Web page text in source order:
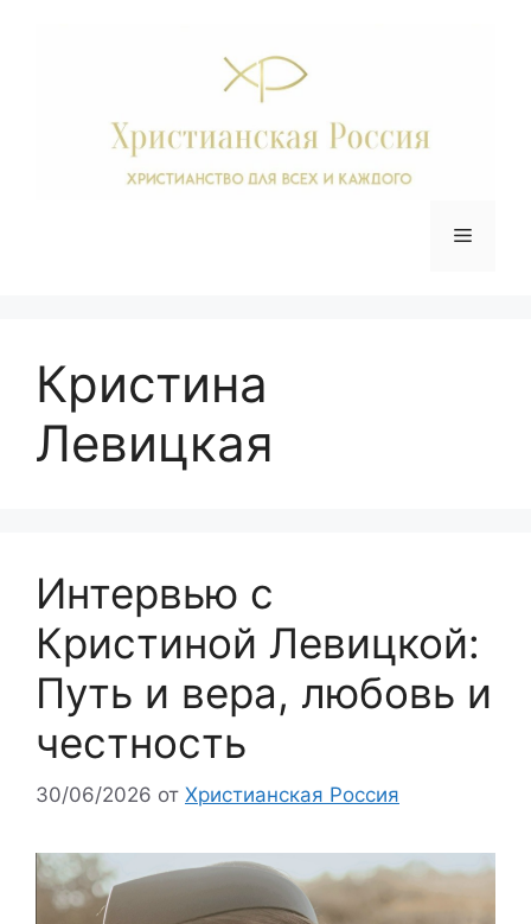
Меню
Кристина
Левицкая
Интервью с
Кристиной Левицкой:
Путь и вера, любовь и
честность
30/06/2026 от Христианская Россия